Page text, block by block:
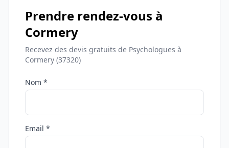
Prendre rendez-vous à
Cormery
Recevez des devis gratuits de Psychologues à
Cormery (37320)
Nom *
Email *